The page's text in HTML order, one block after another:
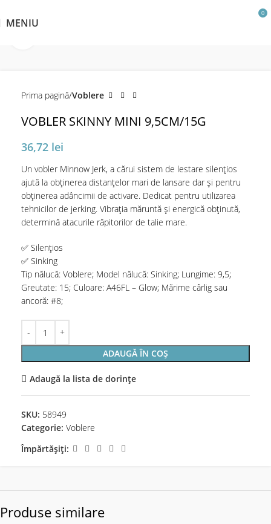
MENIU
0
Prima pagină Voblere
VOBLER SKINNY MINI 9,5CM/15G
36,72 lei
Un vobler Minnow Jerk, a cărui sistem de lestare silențios
ajută la obținerea distanțelor mari de lansare dar și pentru
obținerea adâncimii de activare. Dedicat pentru utilizarea
tehnicilor de jerking. Vibrația măruntă și energică obținută,
determină atacurile răpitorilor de talie mare.
✅ Silențios
✅ Sinking
Tip nălucă: Voblere; Model nălucă: Sinking; Lungime: 9,5;
Greutate: 15; Culoare: A46FL – Glow; Mărime cârlig sau
ancoră: #8;
ADAUGĂ ÎN COȘ
Adaugă la lista de dorințe
SKU: 58949
Categorie: Voblere
Împărtășiți:
Produse similare